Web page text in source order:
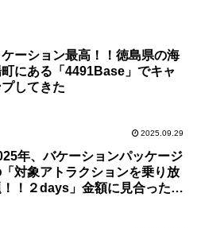
ケーション最高！！徳島県の海
町にある「4491Base」でキャ
プしてきた
2025.09.29
年、バケーションパッケージ
対象アトラクションを乗り放
！！２days」金額に見合った価